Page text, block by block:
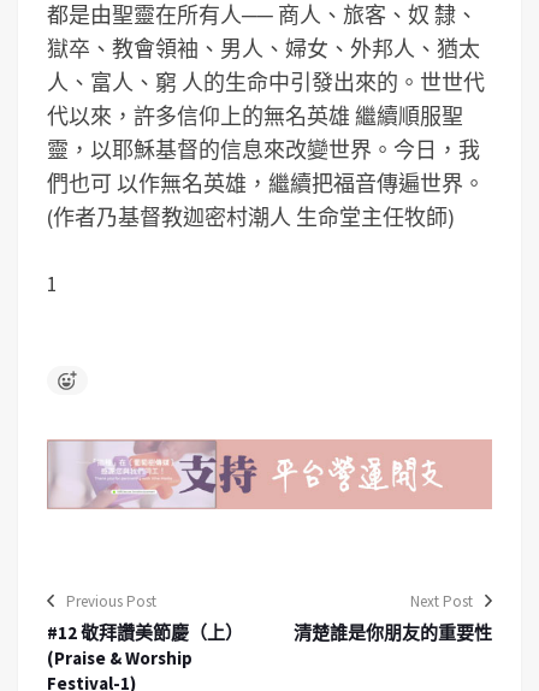
都是由聖靈在所有人── 商人、旅客、奴 隸、
獄卒、教會領袖、男人、婦女、外邦人、猶太
人、富人、窮 人的生命中引發出來的。世世代
代以來，許多信仰上的無名英雄 繼續順服聖
靈，以耶穌基督的信息來改變世界。今日，我
們也可 以作無名英雄，繼續把福音傳遍世界。
(作者乃基督教迦密村潮人 生命堂主任牧師)
1
Previous Post
#12 敬拜讚美節慶（上）
(Praise & Worship
Festival-1)
Next Post
清楚誰是你朋友的重要性